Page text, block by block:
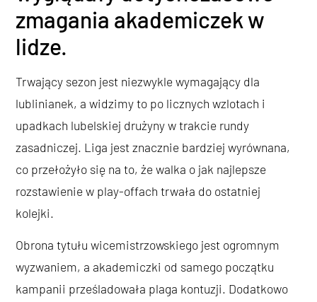
zmagania akademiczek w
lidze.
Trwający sezon jest niezwykle wymagający dla
lublinianek, a widzimy to po licznych wzlotach i
upadkach lubelskiej drużyny w trakcie rundy
zasadniczej. Liga jest znacznie bardziej wyrównana,
co przełożyło się na to, że walka o jak najlepsze
rozstawienie w play-offach trwała do ostatniej
kolejki.
Obrona tytułu wicemistrzowskiego jest ogromnym
wyzwaniem, a akademiczki od samego początku
kampanii prześladowała plaga kontuzji. Dodatkowo